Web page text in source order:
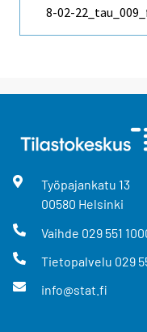
8-02-
Työpajankatu 13
00580 Helsinki
Vaihde 029 551
Tietopalvelu 029
info@stat.fi